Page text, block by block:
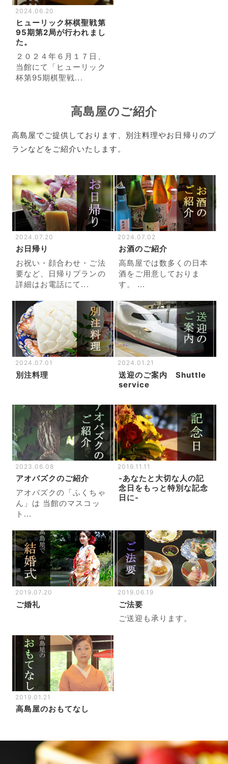
2024.06.20
ヒューリック杯棋聖戦第
95期第2局が行われまし
た。
２０２４年６月１７日、
当館にて「ヒューリック
杯第95期棋聖戦...
高島屋のご紹介
高島屋でご提供しております、別注料理やお日帰りのプ
ランなどをご紹介いたします。
2024.07.20
お日帰り
お祝い・顔合わせ・ご法
要など、日帰りプランの
詳細はお電話にて...
2024.07.02
お酒のご紹介
高島屋では数多くの日本
酒をご用意しておりま
す。 ...
2024.07.01
別注料理
2024.01.21
送迎のご案内 Shuttle
service
2023.06.08
アオバズクのご紹介
アオバズクの「ふくちゃ
ん」は 当館のマスコッ
ト...
2019.11.11
-あなたと大切な人の記
念日をもっと特別な記念
日に-
2019.07.20
ご婚礼
2019.06.19
ご法要
ご送迎も承ります。
2019.01.21
高島屋のおもてなし